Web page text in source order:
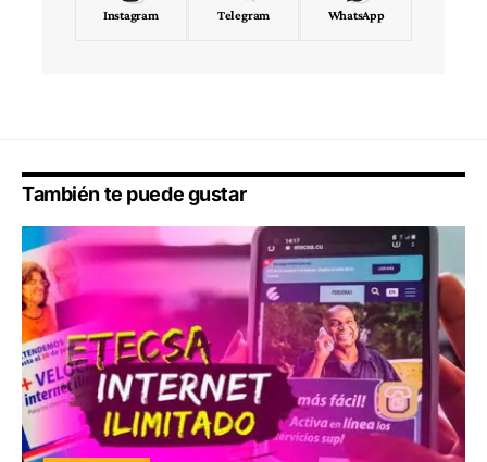
Instagram Telegram WhatsApp
También te puede gustar